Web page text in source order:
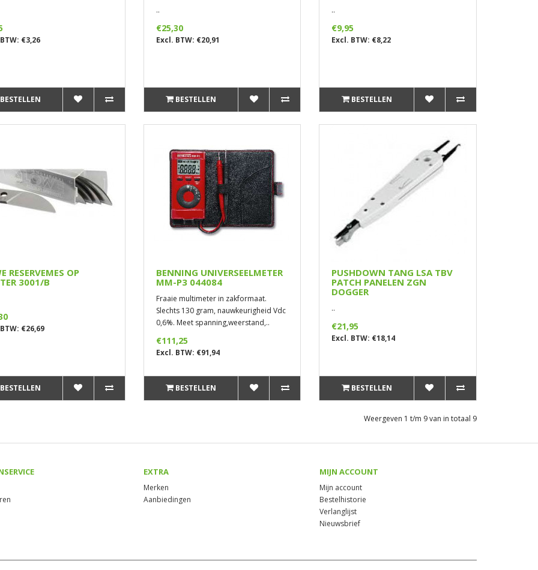
€3,26
BESTELLEN
..
€25,30
Excl. BTW: €20,91
BESTELLEN
..
€9,95
Excl. BTW: €8,22
BESTELLEN
RESERVEMES OP
3001/B
€26,69
BESTELLEN
BENNING UNIVERSEELMETER
MM-P3 044084
Fraaie multimeter in zakformaat.
Slechts 130 gram, nauwkeurigheid Vdc
0,6%. Meet spanning,weerstand,..
€111,25
Excl. BTW: €91,94
BESTELLEN
PUSHDOWN TANG LSA TBV
PATCH PANELEN ZGN
DOGGER
..
€21,95
Excl. BTW: €18,14
BESTELLEN
Weergeven 1 t/m 9 van in totaal 9
EXTRA
Merken
Aanbiedingen
MIJN ACCOUNT
Mijn account
Bestelhistorie
Verlanglijst
Nieuwsbrief